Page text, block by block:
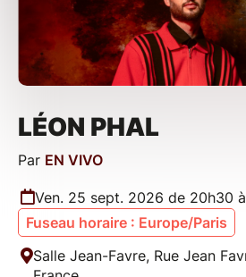
LÉON PHAL
Par EN VIVO
Ven. 25 sept. 2026 de 20h30
Fuseau horaire : Europe/Paris
Salle Jean-Favre, Rue Jean